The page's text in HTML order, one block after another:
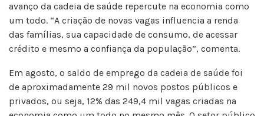
avanço da cadeia de saúde repercute na economia como
um todo. “A criação de novas vagas influencia a renda
das famílias, sua capacidade de consumo, de acessar
crédito e mesmo a confiança da população”, comenta.
Em agosto, o saldo de emprego da cadeia de saúde foi
de aproximadamente 29 mil novos postos públicos e
privados, ou seja, 12% das 249,4 mil vagas criadas na